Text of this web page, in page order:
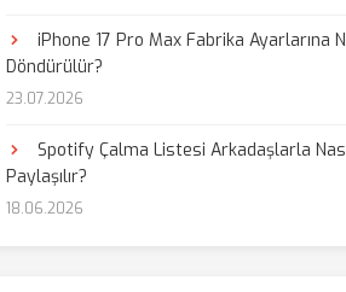
iPhone 17 Pro Max Fabrika Ayarlarına
Döndürülür?
23.07.2026
Spotify Çalma Listesi Arkadaşlarla
Paylaşılır?
18.06.2026